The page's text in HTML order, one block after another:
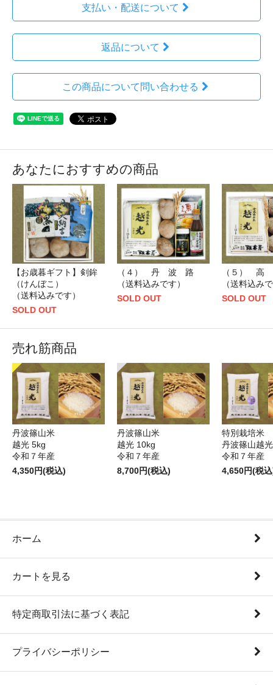
支払い・配送について
返品について
この商品について問い合わせる
あなたにおすすめの商品
【お歳暮ギフト】剣鉾
（けんぼこ）
（送料込みです）
SOLD OUT
（４） 丹 波 路
（送料込みです）
SOLD OUT
（５） 高
（送料込み
SOLD OUT
売れ筋商品
丹波篠山米
越光 5kg
令和７年産
4,350円(税込)
丹波篠山米
越光 10kg
令和７年産
8,700円(税込)
特別栽培米
丹波篠山越
令和７年産
4,650円(税
ホーム
カートを見る
特定商取引法に基づく表記
プライバシーポリシー